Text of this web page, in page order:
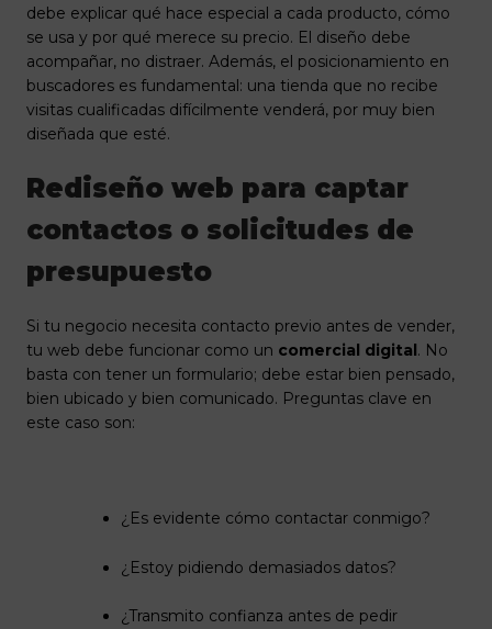
debe explicar qué hace especial a cada producto, cómo
se usa y por qué merece su precio. El diseño debe
acompañar, no distraer. Además, el posicionamiento en
buscadores es fundamental: una tienda que no recibe
visitas cualificadas difícilmente venderá, por muy bien
diseñada que esté.
Rediseño web para captar
contactos o solicitudes de
presupuesto
Si tu negocio necesita contacto previo antes de vender,
tu web debe funcionar como un comercial digital . No
basta con tener un formulario; debe estar bien pensado,
bien ubicado y bien comunicado. Preguntas clave en
este caso son:
¿Es evidente cómo contactar conmigo?
¿Estoy pidiendo demasiados datos?
¿Transmito confianza antes de pedir